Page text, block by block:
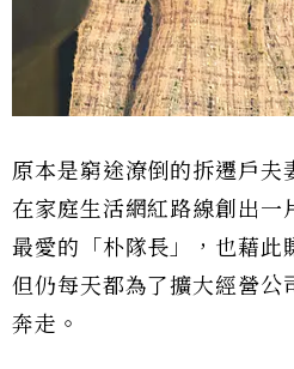
原本是窮途潦倒的拆遷戶夫
在家庭生活網紅路線創出一
最愛的「朴隊長」，也藉此
但仍每天都為了擴大經營公
奔走。